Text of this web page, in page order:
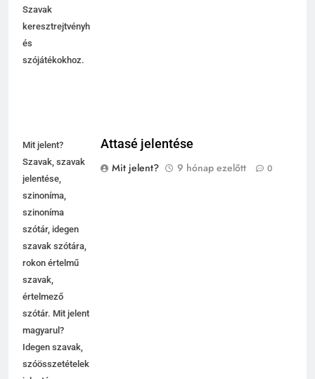
Szavak
keresztrejtvényhez
és
szójátékokhoz.
Mit jelent?
Szavak, szavak
jelentése,
szinoníma,
szinoníma
szótár, idegen
szavak szótára,
rokon értelmű
szavak,
értelmező
szótár. Mit jelent
magyarul?
Idegen szavak,
szóösszetételek
Attasé jelentése
Mit jelent?
9 hónap ezelőtt 0